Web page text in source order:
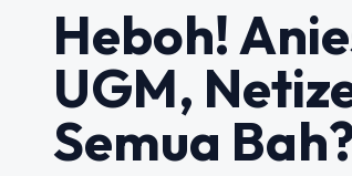
Heboh!
UGM,
Semua